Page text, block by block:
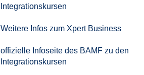
Integrationskursen
Weitere Infos zum Xpert Business
offizielle Infoseite des BAMF zu den
Integrationskursen